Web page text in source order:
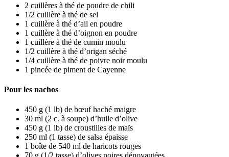
2 cuillères à thé de poudre de chili
1/2 cuillère à thé de sel
1 cuillère à thé d’ail en poudre
1 cuillère à thé d’oignon en poudre
1 cuillère à thé de cumin moulu
1/2 cuillère à thé d’origan séché
1/4 cuillère à thé de poivre noir moulu
1 pincée de piment de Cayenne
Pour les nachos
450 g (1 lb) de bœuf haché maigre
30 ml (2 c. à soupe) d’huile d’olive
450 g (1 lb) de croustilles de maïs
250 ml (1 tasse) de salsa épaisse
1 boîte de 540 ml de haricots rouges